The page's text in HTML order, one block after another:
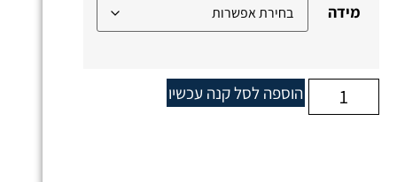
מידה
הוספה לסלקנה עכשיו